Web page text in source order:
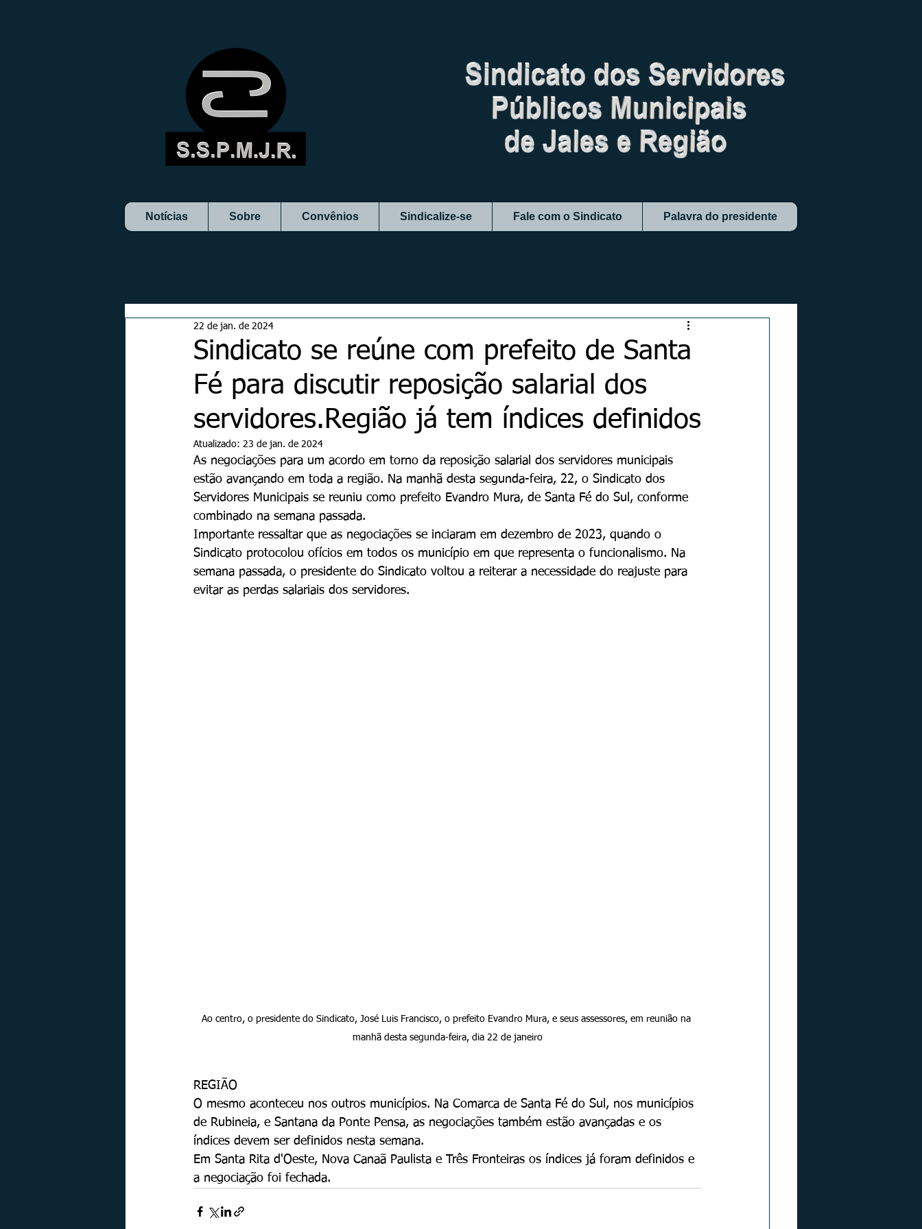
Notícias Sobre Convênios Sindicalize-se Fale com o Sindicato Palavra do presidente
Sindicato se reúne com prefeito de Santa
Fé para discutir reposição salarial dos
servidores.Região já tem índices definidos
22 de jan. de 2024
Atualizado: 23 de jan. de 2024
As negociações para um acordo em torno da reposição salarial dos servidores municipais
estão avançando em toda a região. Na manhã desta segunda-feira, 22, o Sindicato dos
Servidores Municipais se reuniu como prefeito Evandro Mura, de Santa Fé do Sul, conforme
combinado na semana passada.
Importante ressaltar que as negociações se inciaram em dezembro de 2023, quando o
Sindicato protocolou ofícios em todos os município em que representa o funcionalismo. Na
semana passada, o presidente do Sindicato voltou a reiterar a necessidade do reajuste para
evitar as perdas salariais dos servidores.
Ao centro, o presidente do Sindicato, José Luis Francisco, o prefeito Evandro Mura, e seus assessores, em reunião na
manhã desta segunda-feira, dia 22 de janeiro
REGIÃO
O mesmo aconteceu nos outros municípios. Na Comarca de Santa Fé do Sul, nos municípios
de Rubineia, e Santana da Ponte Pensa, as negociações também estão avançadas e os
índices devem ser definidos nesta semana.
Em Santa Rita d'Oeste, Nova Canaã Paulista e Três Fronteiras os índices já foram definidos e
a negociação foi fechada.